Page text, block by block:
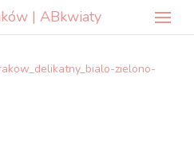
| ABkwiaty
zielono-